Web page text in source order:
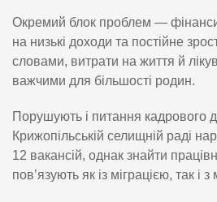
Окремий блок проблем —
на низькі доходи та постійне
словами, витрати на життя й
важчими для більшості родин.
Порушують і питання кадрового
Крижопільській селищній раді
12 вакансій, однак знайти
пов’язують як із міграцією, так і з